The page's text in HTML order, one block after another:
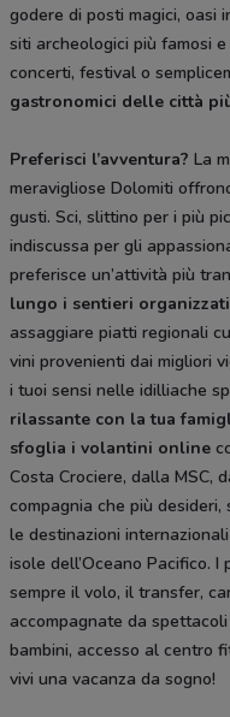
godere di posti magici, oasi
siti archeologici più famosi
concerti, festival o
gastronomici delle città
Preferisci l’avventura? La
meravigliose Dolomiti
gusti. Sci, slittino per i più
indiscussa per gli
preferisce un’attività più
lungo i sentieri organizzati
assaggiare piatti regionali
vini provenienti dai migliori
i tuoi sensi nelle idilliache
rilassante con la tua
sfoglia i volantini online
Costa Crociere, dalla MSC,
compagnia che più
le destinazioni
isole dell’Oceano Pacifico.
sempre il volo, il transfer,
accompagnate da
bambini, accesso al centro
vivi una vacanza da sogno!